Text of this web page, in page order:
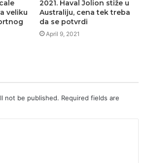
veliku
2021. Haval Jolion stiže u
Australiju, cena tek treba
da se potvrdi
April 9, 2021
not be published. Required fields are